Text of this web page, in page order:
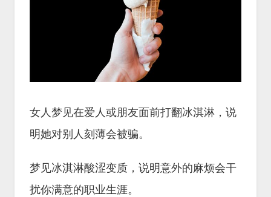
女人梦见在爱人或朋友面前打翻冰淇淋，说
明她对别人刻薄会被骗。
梦见冰淇淋酸涩变质，说明意外的麻烦会干
扰你满意的职业生涯。